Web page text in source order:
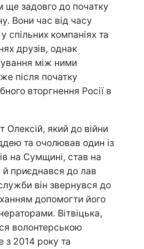
ще задовго до початку
Вони час від часу
спільних компаніях та
друзів, однак
між ними
після початку
вторгнення Росії в
Олексій, який до війни
та очолював один із
на Сумщині, став на
й приєднався до лав
він звернувся до
допомогти його
Вітвіцька,
волонтерською
з 2014 року та